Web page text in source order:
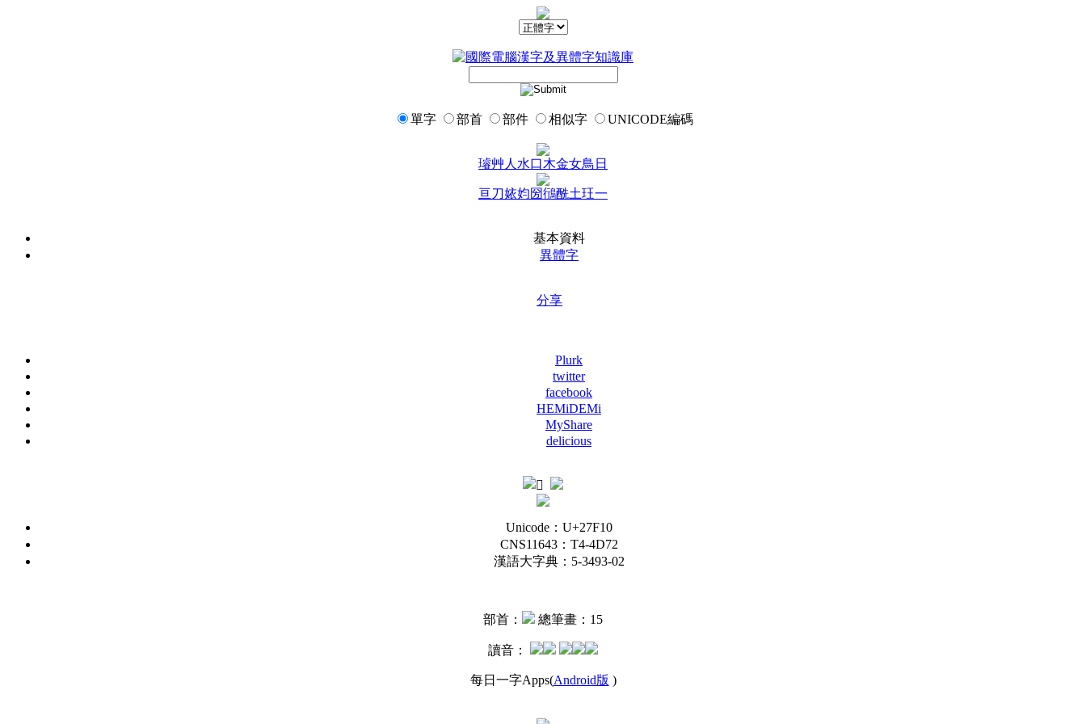
單字 部首 部件 相似字 UNICODE編碼
璿艸 人 水口木金女鳥 日
亘刀㛄㚬圀鴴酰土玨一
基本資料
異體字
分享
Plurk
twitter
facebook
HEMiDEMi
MyShare
delicious
Unicode：U+27F10
CNS11643：T4-4D72
漢語大字典：5-3493-02
部首： 總筆畫：15
讀音：
每日一字Apps(Android版 )